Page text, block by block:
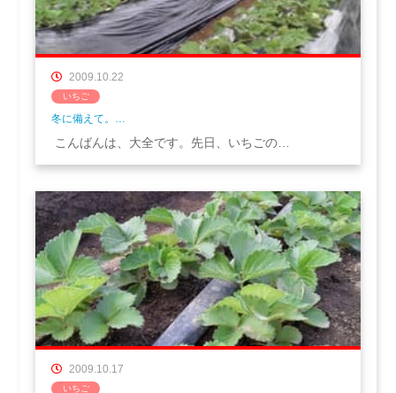
2009.10.22
いちご
冬に備えて。…
こんばんは、大全です。先日、いちごの…
2009.10.17
いちご